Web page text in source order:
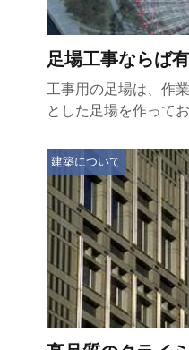
足場工事ならば
工事用の足場は、作
とした足場を作って
建築について